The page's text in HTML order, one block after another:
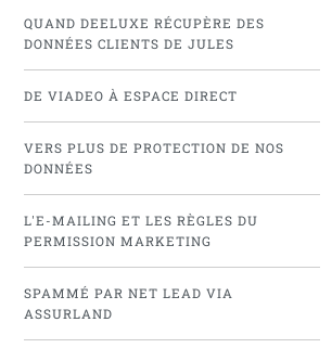
QUAND DEELUXE RÉCUPÈRE DES
DONNÉES CLIENTS DE JULES
DE VIADEO À ESPACE DIRECT
VERS PLUS DE PROTECTION DE NOS
DONNÉES
L'E-MAILING ET LES RÈGLES DU
PERMISSION MARKETING
SPAMMÉ PAR NET LEAD VIA
ASSURLAND